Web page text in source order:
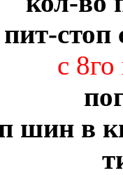
пит-
с
шин в